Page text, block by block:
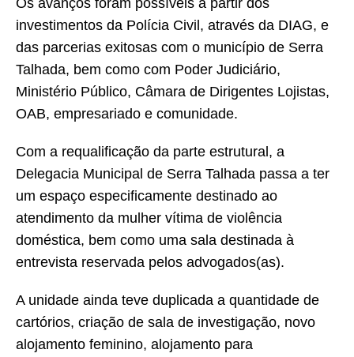
investimentos da Polícia Civil, através da DIAG, e
das parcerias exitosas com o município de Serra
Talhada, bem como com Poder Judiciário,
Ministério Público, Câmara de Dirigentes Lojistas,
OAB, empresariado e comunidade.
Com a requalificação da parte estrutural, a
Delegacia Municipal de Serra Talhada passa a ter
um espaço especificamente destinado ao
atendimento da mulher vítima de violência
doméstica, bem como uma sala destinada à
entrevista reservada pelos advogados(as).
A unidade ainda teve duplicada a quantidade de
cartórios, criação de sala de investigação, novo
alojamento feminino, alojamento para